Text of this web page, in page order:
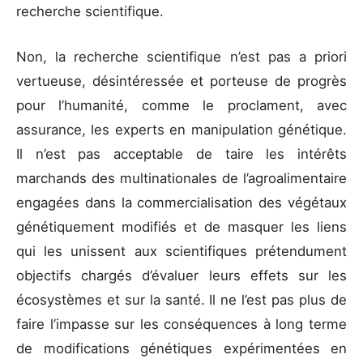
recherche scientifique.
Non, la recherche scientifique n’est pas a priori
vertueuse, désintéressée et porteuse de progrès
pour l’humanité, comme le proclament, avec
assurance, les experts en manipulation génétique.
Il n’est pas acceptable de taire les intérêts
marchands des multinationales de l’agroalimentaire
engagées dans la commercialisation des végétaux
génétiquement modifiés et de masquer les liens
qui les unissent aux scientifiques prétendument
objectifs chargés d’évaluer leurs effets sur les
écosystèmes et sur la santé. Il ne l’est pas plus de
faire l’impasse sur les conséquences à long terme
de modifications génétiques expérimentées en